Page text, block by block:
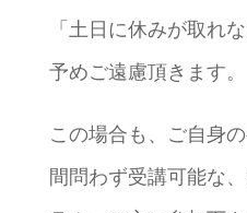
「土日に休みが取れ
予めご遠慮頂きます。
この場合も、ご自身
間問わず受講可能な